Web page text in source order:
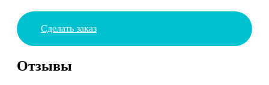
Сделать заказ
Отзывы